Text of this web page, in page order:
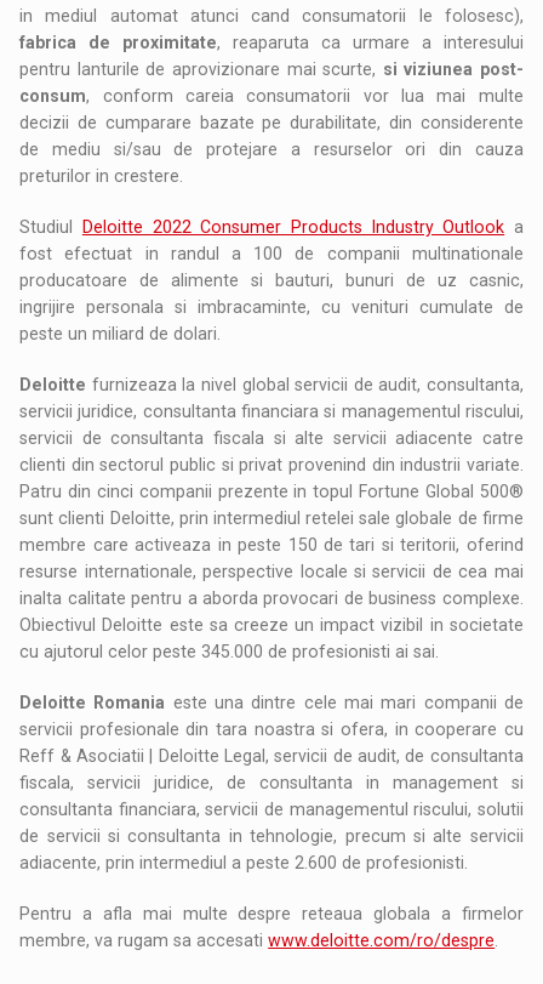
in mediul automat atunci cand consumatorii le folosesc),
fabrica de proximitate, reaparuta ca urmare a interesului
pentru lanturile de aprovizionare mai scurte, si viziunea post-
consum, conform careia consumatorii vor lua mai multe
decizii de cumparare bazate pe durabilitate, din considerente
de mediu si/sau de protejare a resurselor ori din cauza
preturilor in crestere.
Studiul Deloitte 2022 Consumer Products Industry Outlook a
fost efectuat in randul a 100 de companii multinationale
producatoare de alimente si bauturi, bunuri de uz casnic,
ingrijire personala si imbracaminte, cu venituri cumulate de
peste un miliard de dolari.
Deloitte furnizeaza la nivel global servicii de audit, consultanta,
servicii juridice, consultanta financiara si managementul riscului,
servicii de consultanta fiscala si alte servicii adiacente catre
clienti din sectorul public si privat provenind din industrii variate.
Patru din cinci companii prezente in topul Fortune Global 500®
sunt clienti Deloitte, prin intermediul retelei sale globale de firme
membre care activeaza in peste 150 de tari si teritorii, oferind
resurse internationale, perspective locale si servicii de cea mai
inalta calitate pentru a aborda provocari de business complexe.
Obiectivul Deloitte este sa creeze un impact vizibil in societate
cu ajutorul celor peste 345.000 de profesionisti ai sai.
Deloitte Romania este una dintre cele mai mari companii de
servicii profesionale din tara noastra si ofera, in cooperare cu
Reff & Asociatii | Deloitte Legal, servicii de audit, de consultanta
fiscala, servicii juridice, de consultanta in management si
consultanta financiara, servicii de managementul riscului, solutii
de servicii si consultanta in tehnologie, precum si alte servicii
adiacente, prin intermediul a peste 2.600 de profesionisti.
Pentru a afla mai multe despre reteaua globala a firmelor
membre, va rugam sa accesatiwww.deloitte.com/ro/despre